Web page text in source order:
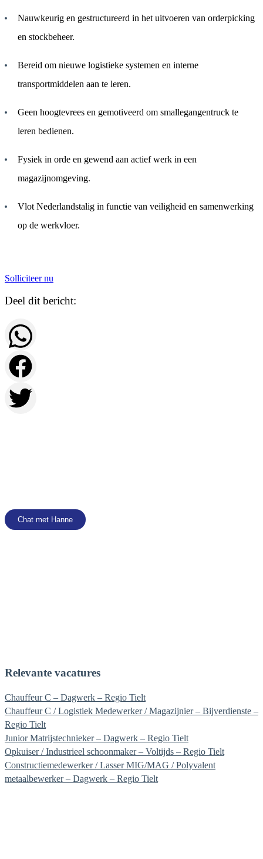
Nauwkeurig en gestructureerd in het uitvoeren van orderpicking
en stockbeheer.
Bereid om nieuwe logistieke systemen en interne
transportmiddelen aan te leren.
Geen hoogtevrees en gemotiveerd om smallegangentruck te
leren bedienen.
Fysiek in orde en gewend aan actief werk in een
magazijnomgeving.
Vlot Nederlandstalig in functie van veiligheid en samenwerking
op de werkvloer.
Solliciteer nu
Deel dit bericht:
Chat met Hanne
Relevante vacatures
Chauffeur C – Dagwerk – Regio Tielt
Chauffeur C / Logistiek Medewerker / Magazijnier – Bijverdienste –
Regio Tielt
Junior Matrijstechnieker – Dagwerk – Regio Tielt
Opkuiser / Industrieel schoonmaker – Voltijds – Regio Tielt
Constructiemedewerker / Lasser MIG/MAG / Polyvalent
metaalbewerker – Dagwerk – Regio Tielt